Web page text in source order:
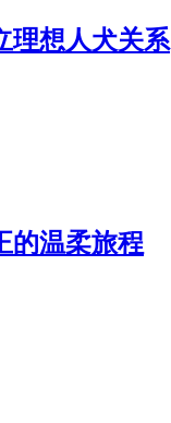
理想人犬关系
的温柔旅程